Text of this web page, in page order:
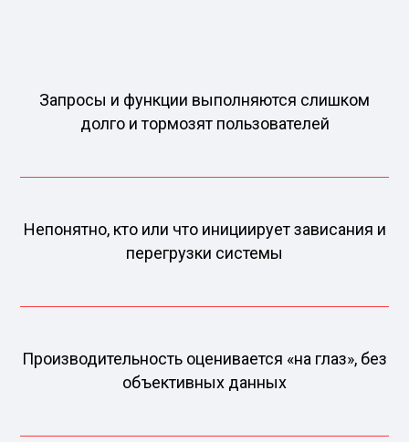
Запросы и функции выполняются слишком
долго и тормозят пользователей
Непонятно, кто или что инициирует зависания и
перегрузки системы
Производительность оценивается «на глаз», без
объективных данных